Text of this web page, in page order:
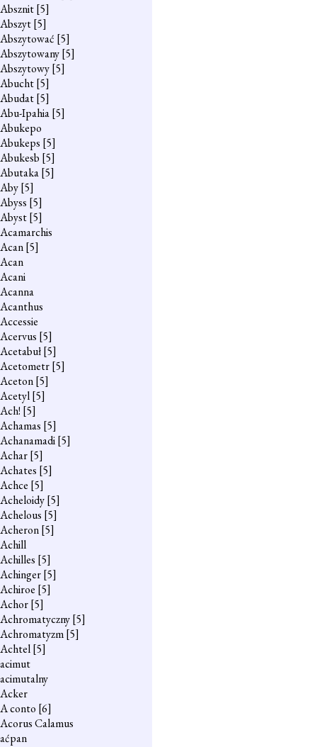
Absznit[5]
Abszyt[5]
Abszytować [5]
Abszytowany[5]
Abszytowy[5]
Abucht[5]
Abudat[5]
Abu-Ipahia[5]
Abukepo
Abukeps [5]
Abukesb [5]
Abutaka[5]
Aby[5]
Abyss [5]
Abyst[5]
Acamarchis
Acan[5]
Acan
Acani
Acanna
Acanthus
Accessie
Acervus [5]
Acetabuł[5]
Acetometr[5]
Aceton[5]
Acetyl[5]
Ach! [5]
Achamas [5]
Achanamadi[5]
Achar[5]
Achates [5]
Achce [5]
Acheloidy[5]
Achelous [5]
Acheron[5]
Achill
Achilles [5]
Achinger[5]
Achiroe [5]
Achor[5]
Achromatyczny[5]
Achromatyzm[5]
Achtel[5]
acimut
acimutalny
Acker
A conto [6]
Acorus Calamus
aćpan